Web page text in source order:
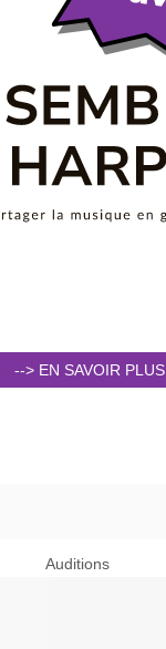
--> EN SAVOIR PLUS
Auditions